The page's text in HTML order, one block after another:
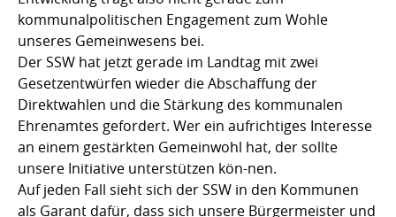
kommunalpolitischen Engagement zum Wohle
unseres Gemeinwesens bei.
Der SSW hat jetzt gerade im Landtag mit zwei
Gesetzentwürfen wieder die Abschaffung der
Direktwahlen und die Stärkung des kommunalen
Ehrenamtes gefordert. Wer ein aufrichtiges Interesse
an einem gestärkten Gemeinwohl hat, der sollte
unsere Initiative unterstützen kön-nen.
Auf jeden Fall sieht sich der SSW in den Kommunen
als Garant dafür, dass sich unsere Bürgermeister und